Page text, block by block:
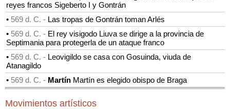
reyes francos Sigeberto I y Gontrán
• 569 d. C. - Las tropas de Gontrán toman Arlés
• 569 d. C. - El rey visigodo Liuva se dirige a la provincia de
Septimania para protegerla de un ataque franco
• 569 d. C. - Leovigildo se casa con Gosuinda, viuda de
Atanagildo
• 569 d. C. - Martín Martín es elegido obispo de Braga
Movimientos artísticos